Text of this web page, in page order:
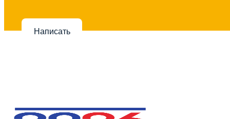
Написать